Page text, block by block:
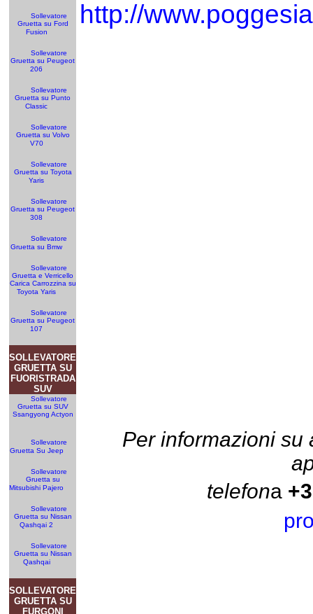
Sollevatore
Gruetta su Ford
Fusion
Sollevatore
Gruetta su Peugeot
206
Sollevatore
Gruetta su Punto
Classic
Sollevatore
Gruetta su Volvo
V70
Sollevatore
Gruetta su Toyota
Yaris
Sollevatore
Gruetta su Peugeot
308
Sollevatore
Gruetta su Bmw
Sollevatore
Gruetta e Verricello
Carica Carrozzina su
Toyota Yaris
Sollevatore
Gruetta su Peugeot
107
SOLLEVATORE
GRUETTA SU
FUORISTRADA
SUV
Sollevatore
Gruetta su SUV
Ssangyong Actyon
Sollevatore
Gruetta Su Jeep
Sollevatore
Gruetta su
Mitsubishi Pajero
Sollevatore
Gruetta su Nissan
Qashqai 2
Sollevatore
Gruetta su Nissan
Qashqai
SOLLEVATORE
GRUETTA SU
FURGONI
http://
Per informazioni su
telefona